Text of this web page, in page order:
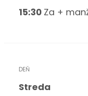
15:30 Za +
Streda